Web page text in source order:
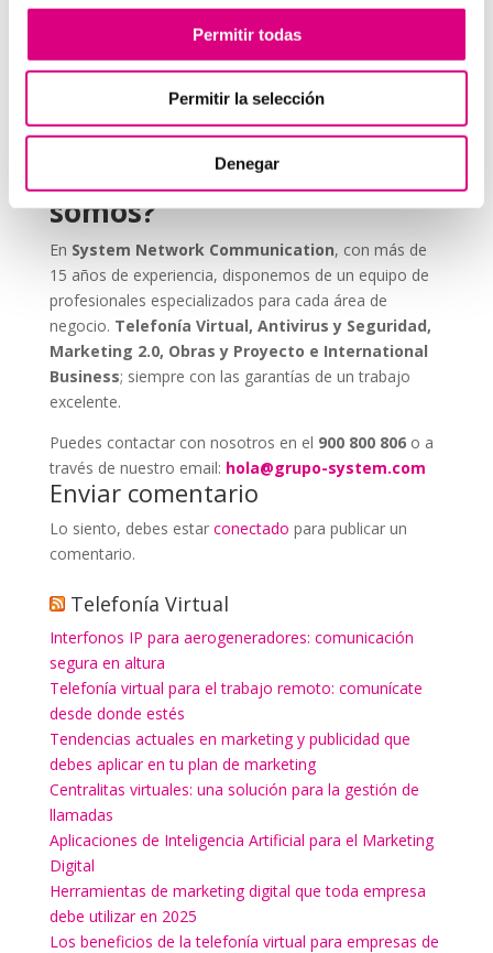
Permitir todas
Permitir la selección
Denegar
ESET NOD 32 ofrece versiones adaptadas para
entornos empresariales, con consolas de
administración remota y escaneos programados. De
este modo, puedes garantizar que todos los
libres de amenazas.
Grupo-System, ¿Quiénes
somos?
En System Network Communication, con más de
15 años de experiencia, disponemos de un equipo de
profesionales especializados para cada área de
negocio. Telefonía Virtual, Antivirus y Seguridad,
Marketing 2.0, Obras y Proyecto e International
Business; siempre con las garantías de un trabajo
excelente.
Puedes contactar con nosotros en el 900 800 806o a
través de nuestro email: hola@grupo-system.com
Enviar comentario
Lo siento, debes estar conectado para publicar un
comentario.
Telefonía Virtual
Interfonos IP para aerogeneradores: comunicación
segura en altura
Telefonía virtual para el trabajo remoto: comunícate
desde donde estés
Tendencias actuales en marketing y publicidad que
debes aplicar en tu plan de marketing
Centralitas virtuales: una solución para la gestión de
llamadas
Aplicaciones de Inteligencia Artificial para el Marketing
Digital
Herramientas de marketing digital que toda empresa
debe utilizar en 2025
Los beneficios de la telefonía virtual para empresas de